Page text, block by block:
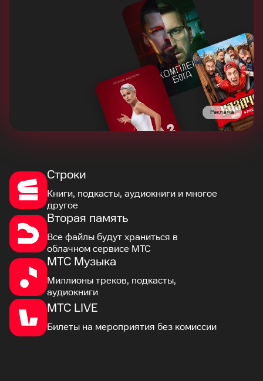
Реклама
Строки
Книги, подкасты, аудиокниги и многое
другое
Вторая память
Все файлы будут храниться в
облачном сервисе МТС
МТС Музыка
Миллионы треков, подкасты,
аудиокниги
МТС LIVE
Билеты на мероприятия без комиссии